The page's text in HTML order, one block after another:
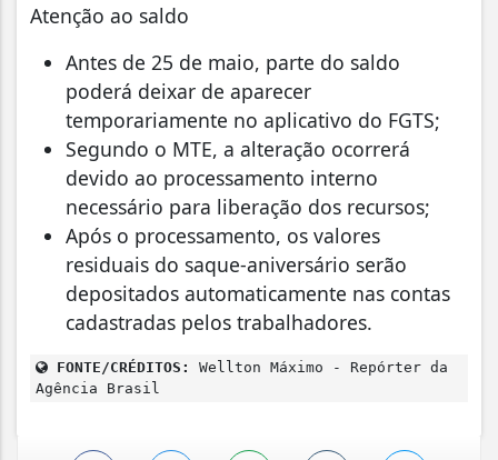
Atenção ao saldo
Antes de 25 de maio, parte do saldo
poderá deixar de aparecer
temporariamente no aplicativo do FGTS;
Segundo o MTE, a alteração ocorrerá
devido ao processamento interno
necessário para liberação dos recursos;
Após o processamento, os valores
residuais do saque-aniversário serão
depositados automaticamente nas contas
cadastradas pelos trabalhadores.
FONTE/CRÉDITOS:
Wellton Máximo - Repórter da
Agência Brasil